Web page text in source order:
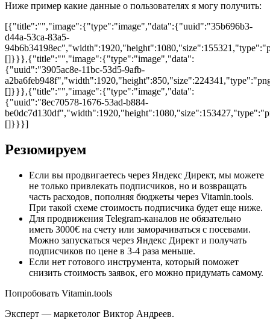
Ниже пример какие данные о пользователях я могу получить:
[{"title":"","image":{"type":"image","data":{"uuid":"35b696b3-
d44a-53ca-83a5-
[]}}},{"title":"","image":{"type":"image","data":
{"uuid":"3905ac8e-11bc-53d5-9afb-
[]}}},{"title":"","image":{"type":"image","data":
{"uuid":"8ec70578-1676-53ad-b884-
[]}}}]
Резюмируем
Если вы продвигаетесь через Яндекс Директ, мы можете
не только привлекать подписчиков, но и возвращать
часть расходов, пополняя бюджеты через Vitamin.tools.
При такой схеме стоимость подписчика будет еще ниже.
Для продвижения Telegram-каналов не обязательно
иметь 3000€ на счету или заморачиваться с посевами.
Можно запускаться через Яндекс Директ и получать
подписчиков по цене в 3-4 раза меньше.
Если нет готового инструмента, который поможет
снизить стоимость заявок, его можно придумать самому.
Попробовать Vitamin.tools
Эксперт — маркетолог Виктор Андреев.